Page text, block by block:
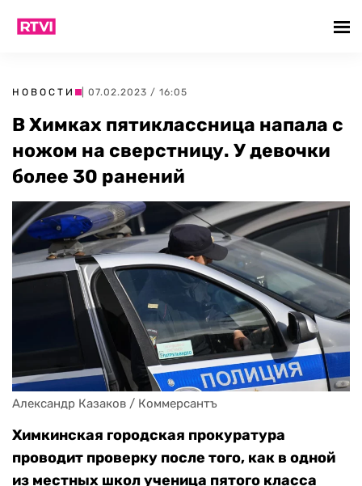
НОВОСТИ | 07.02.2023 / 16:05
В Химках пятиклассница напала с
ножом на сверстницу. У девочки
более 30 ранений
Александр Казаков / Коммерсантъ
Химкинская городская прокуратура
проводит проверку после того, как в одной
из местных школученица пятого класса